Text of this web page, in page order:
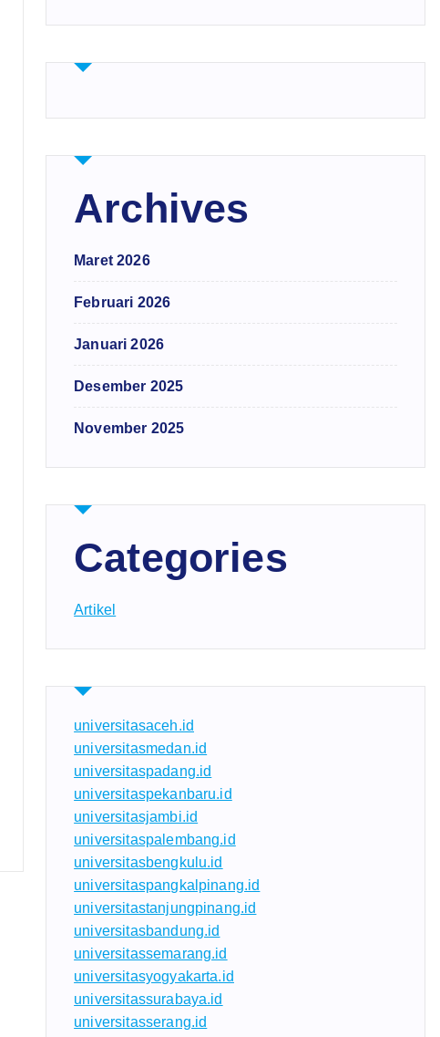
Archives
Maret 2026
Februari 2026
Januari 2026
Desember 2025
November 2025
Categories
Artikel
universitasaceh.id
universitasmedan.id
universitaspadang.id
universitaspekanbaru.id
universitasjambi.id
universitaspalembang.id
universitasbengkulu.id
universitaspangkalpinang.id
universitastanjungpinang.id
universitasbandung.id
universitassemarang.id
universitasyogyakarta.id
universitassurabaya.id
universitasserang.id